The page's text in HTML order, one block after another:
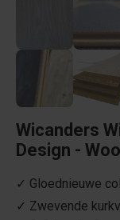
Wicanders
Design -
✓ Gloednieuwe
✓ Zwevende